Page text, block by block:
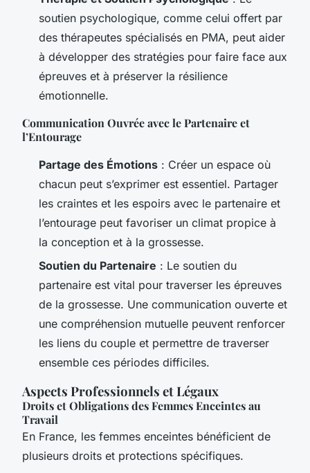
soutien psychologique, comme celui offert par
des thérapeutes spécialisés en PMA, peut aider
à développer des stratégies pour faire face aux
épreuves et à préserver la résilience
émotionnelle.
Communication Ouvrée avec le Partenaire et
l’Entourage
Partage des Émotions : Créer un espace où
chacun peut s’exprimer est essentiel. Partager
les craintes et les espoirs avec le partenaire et
l’entourage peut favoriser un climat propice à
la conception et à la grossesse.
Soutien du Partenaire : Le soutien du
partenaire est vital pour traverser les épreuves
de la grossesse. Une communication ouverte et
une compréhension mutuelle peuvent renforcer
les liens du couple et permettre de traverser
ensemble ces périodes difficiles.
Aspects Professionnels et Légaux
Droits et Obligations des Femmes Enceintes au
Travail
En France, les femmes enceintes bénéficient de
plusieurs droits et protections spécifiques.